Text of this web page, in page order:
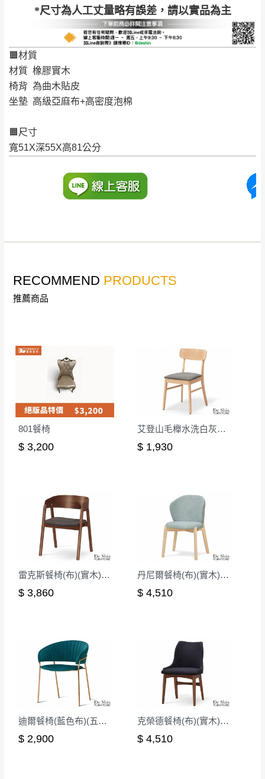
*尺寸為人工丈量略有誤差，請以實品為主
🟧材質
材質 橡膠實木
椅背 為曲木貼皮
坐墊 高級亞麻布+高密度泡棉
🟧尺寸
寬51X深55X高81公分
台北市、新北市地區固定每周(三)、(日)兩天收送貨
暫無配送地區
雄、屏東、宜蘭、 花蓮、台東、金門、馬祖、澎湖地區
（可於LINE線上詢問 →
加收說明
山區內等，或收貨地點搬運過於困難等因素，導致無
法順利配送，本公司除了盡最大努力完成配送外，視
支付。
因大型傢俱有組裝、配送的問題，並非一般快速到貨
商品，無法指定特定時間送達，司機當天到貨前皆會
再與您通知，讓您不用整天在家等貨，以免浪費你的
寶貴時間。
如遇自然災害、政府宣布之災害警報等不可抗力情
事，而危及運送人員輸送之安全，本司得視狀況延後
至百貨公司卸貨區為限，恕無法送至指定樓面。
遇百貨周年慶期間，恕暫停百貨公司相關運送 》
無回收家具服務，若需回收家俱可聯絡當地請清潔隊
回收,免付費清運專線：0800-085-717
皆由本站負責，所有退回及換貨之商品必須
是全新狀態且完整包裝，床墊、床包、枕頭
類產品需為未拆封狀態(請保持商品、附件、
性)，若未依照上述方式處理，恕無法接受退
貨。
由於透過電腦螢幕選購商品，可能會因個人
退換貨，需自付來回運費及人資成本
訂購前請確認商品尺寸，大型物件因為人工
丈量，難免會有些許誤差值(約正負0.5CM)
若發生非本司因素致使之汙損破壞，恕無法
期，商品使用年限，因客人使用習慣、居家
環境不同。若屬人為因素導致商品損壞、零
件短缺，則維修、搬運費用，需由消費者自
行吸收(另事先與消費者報價，消費者同意將
到貨7日內為鑑賞期(注意:鑑賞期非試用期)，
有商品一年保固之服務。
訂單成立時請儘速於三日內完成付款，交易恕不
殺價，商品均已最低價格售出
，且在特定時日會給
予折扣，請密切注意。
▪️三日內若未接獲您的匯款或轉帳通知，商品將不
予保留(訂單自動取消)。
RECOMMEND PRODUCTS
推薦商品
801餐椅
$ 3,200
艾登山毛櫸水洗白灰布餐椅(2286)
$ 1,930
雷克斯餐椅(布)(實木)(MI-744-1)
$ 3,860
丹尼爾餐椅(布)(實木)(洗白色)(MI-728)
$ 4,510
迪爾餐椅(藍色布)(五金腳)(A7125)
$ 2,900
克榮德餐椅(布)(實木)(MI-713)
$ 4,510